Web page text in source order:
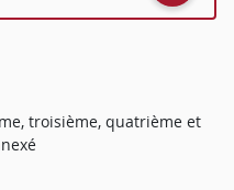
troisième, quatrième et